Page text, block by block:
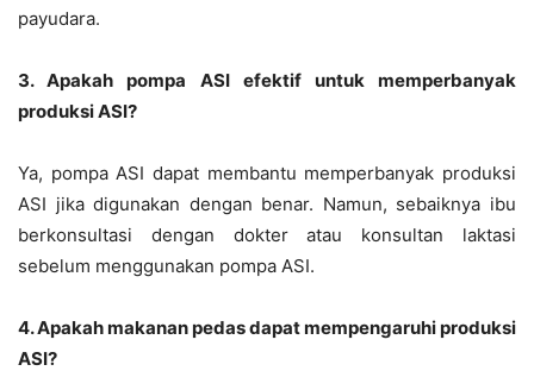
payudara.
3. Apakah pompa ASI efektif untuk memperbanyak
produksi ASI?
Ya, pompa ASI dapat membantu memperbanyak produksi
ASI jika digunakan dengan benar. Namun, sebaiknya ibu
berkonsultasi dengan dokter atau konsultan laktasi
sebelum menggunakan pompa ASI.
4. Apakah makanan pedas dapat mempengaruhi produksi
ASI?